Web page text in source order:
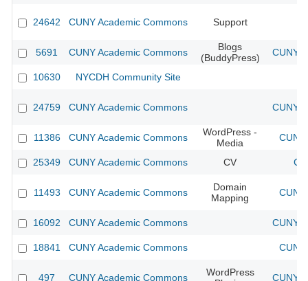
24642 CUNY Academic Commons Support
5691 CUNY Academic Commons
Blogs
(BuddyPress)
CUNY
10630 NYCDH Community Site
24759 CUNY Academic Commons CUNY
11386 CUNY Academic Commons
WordPress -
Media
25349 CUNY Academic Commons CV
11493 CUNY Academic Commons
Domain
Mapping
16092 CUNY Academic Commons CUNY
18841 CUNY Academic Commons
497 CUNY Academic Commons
WordPress
CUNY